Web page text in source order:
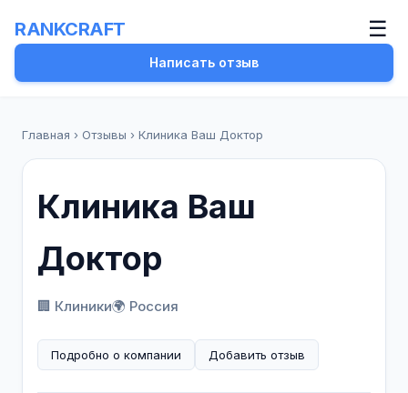
RANKCRAFT ☰
Написать отзыв
Главная › Отзывы › Клиника Ваш Доктор
Клиника Ваш
Доктор
🏢 Клиники🌍 Россия
Подробно о компании Добавить отзыв